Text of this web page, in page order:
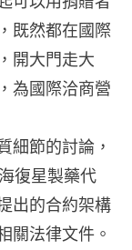
既然都在國際
開大門走大
為國際洽商營
細節的討論，
復星製藥代
出的合約架構
關法律文件。